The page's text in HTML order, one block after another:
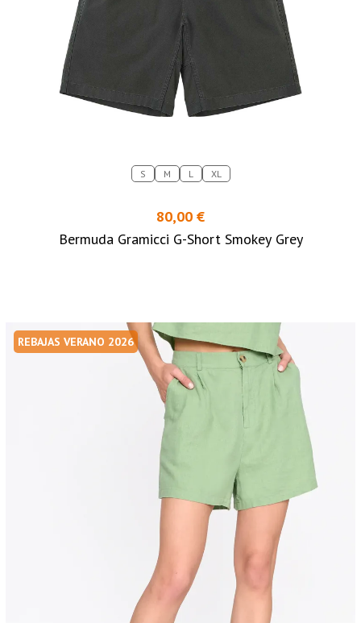
S M L XL
80,00 €
Bermuda Gramicci G-Short Smokey Grey
REBAJAS VERANO 2026